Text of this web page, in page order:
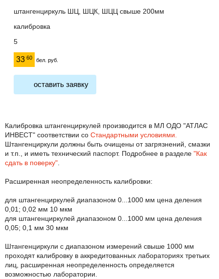
штангенциркуль ШЦ, ШЦК, ШЦЦ свыше 200мм
калибровка
5
33 60 бел. руб.
оставить заявку
Калибровка штангенциркулей производится в МЛ ОДО "АТЛАС
ИНВЕСТ" соответствии со Стандартными условиями.
Штангенциркули должны быть очищены от загрязнений, смазки
и т.п., и иметь технический паспорт. Подробнее в разделе "Как
сдать в поверку".
Расширенная неопределенность калибровки:
для штангенциркулей диапазоном 0...1000 мм цена деления
0,01; 0,02 мм 10 мкм
для штангенциркулей диапазоном 0...1000 мм цена деления
0,05; 0,1 мм 30 мкм
Штангенциркули с диапазоном измерений свыше 1000 мм
проходят калибровку в аккредитованных лабораториях третьих
лиц, расширенная неопределенность определяется
возможностью лаборатории.